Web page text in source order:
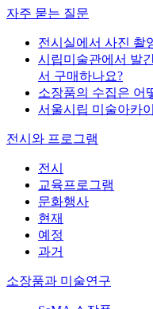
전시실에서 사진 촬
시립미술관에서 발
서 구매하나요?
소장품의 수집은 어
전시
교육프로그램
문화행사
현재
예정